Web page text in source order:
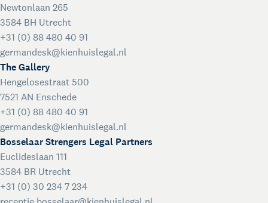
Über Kienhuis Legal
Ihr Legal Businesspartner
German Desk
Legal Business mit Deutschland
The Gallery
Rechtliche Unterstützung für Start-ups
Kienhuis Legal Foundation
Talentförderung
Newtonlaan 265
3584 BH Utrecht
+31 (0) 88 480 40 91
germandesk@kienhuislegal.nl
The Gallery
Hengelosestraat 500
7521 AN Enschede
+31 (0) 88 480 40 91
germandesk@kienhuislegal.nl
Bosselaar Strengers Legal Partners
Euclideslaan 111
3584 BR Utrecht
+31 (0) 30 234 7 234